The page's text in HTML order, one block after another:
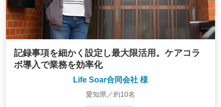
記録事項を細かく設定し最大限活用。ケアコラ
ボ導入で業務を効率化
Life Soar合同会社 様
愛知県／約10名